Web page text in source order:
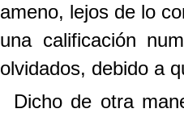
ameno, lejos de lo
una calificación
olvidados, debido a
Dicho de otra